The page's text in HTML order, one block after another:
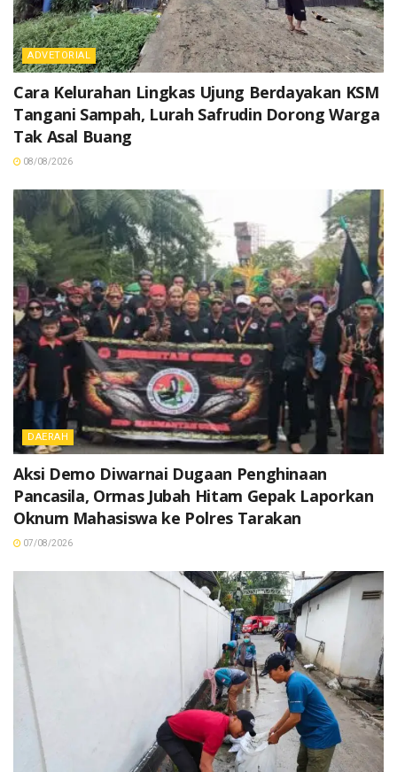
ADVETORIAL
Cara Kelurahan Lingkas Ujung Berdayakan KSM
Tangani Sampah, Lurah Safrudin Dorong Warga
Tak Asal Buang
08/08/2026
DAERAH
Aksi Demo Diwarnai Dugaan Penghinaan
Pancasila, Ormas Jubah Hitam Gepak Laporkan
Oknum Mahasiswa ke Polres Tarakan
07/08/2026